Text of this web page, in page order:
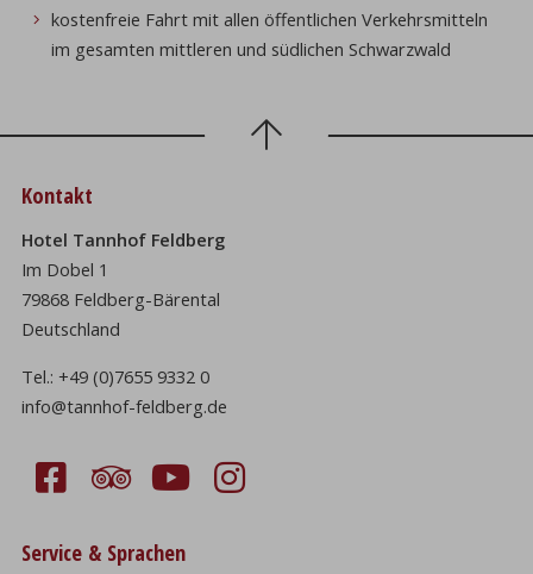
kostenfreie Fahrt mit allen öffentlichen Verkehrsmitteln
im gesamten mittleren und südlichen Schwarzwald
Kontakt
Hotel Tannhof Feldberg
Im Dobel 1
79868 Feldberg-Bärental
Deutschland
Tel.:+49 (0)7655 9332 0
info@tannhof-feldberg.de
Service & Sprachen